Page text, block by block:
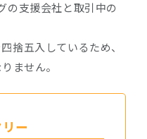
の支援会社と取引中の
捨五入しているため、
ません。
ー